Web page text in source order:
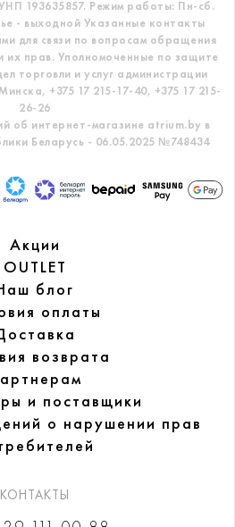
193635857. Режим работы: Пн-сб.
- выходной Указанные контакты
для связи по вопросам обращения
их прав. Уполномоченные по защите
торговли и услуг администрации
+375 17 215-17-40, +375 17 215-
26-26
об интернет-магазине atrium.by в
Беларусь - 06.05.2025 №748434
Акции
OUTLET
блог
оплаты
возврата
и поставщики
о нарушении прав
КОНТАКТЫ